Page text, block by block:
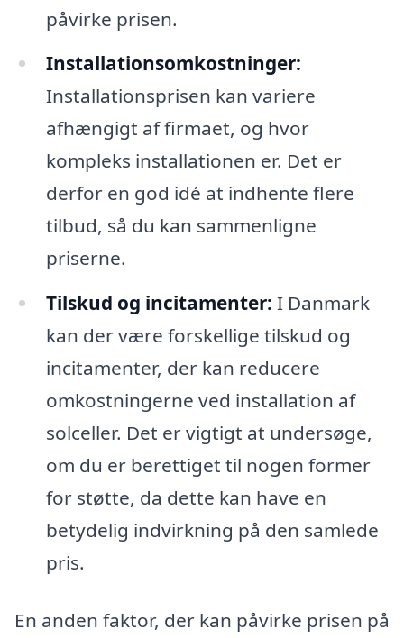
påvirke prisen.
Installationsomkostninger:
Installationsprisen kan variere
afhængigt af firmaet, og hvor
kompleks installationen er. Det er
derfor en god idé at indhente flere
tilbud, så du kan sammenligne
priserne.
Tilskud og incitamenter: I Danmark
kan der være forskellige tilskud og
incitamenter, der kan reducere
omkostningerne ved installation af
solceller. Det er vigtigt at undersøge,
om du er berettiget til nogen former
for støtte, da dette kan have en
betydelig indvirkning på den samlede
pris.
En anden faktor, der kan påvirke prisen på